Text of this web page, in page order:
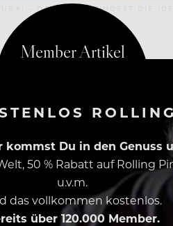
– DAS SEI ZUMINDEST DIE
kommst Du in den Genuss
50 % Rabatt auf
u.v.m.
das vollkommen kostenlos.
über 120.000 Member.